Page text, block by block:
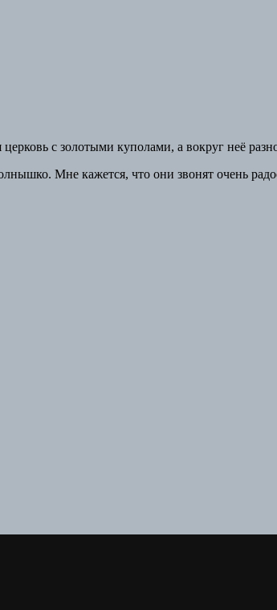
с золотыми куполами, а вокруг неё
Мне кажется, что они звонят очень